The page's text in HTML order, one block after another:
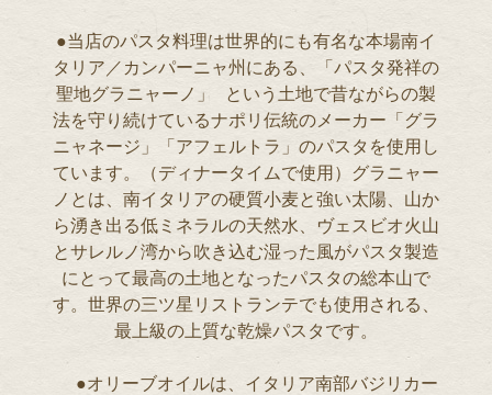
●当店のパスタ料理は世界的にも有名な本場南イ
タリア／カンパーニャ州にある、「パスタ発祥の
聖地グラニャーノ」 という土地で昔ながらの製
法を守り続けているナポリ伝統のメーカー「グラ
ニャネージ」「アフェルトラ」のパスタを使用し
ています。（ディナータイムで使用）グラニャー
ノとは、南イタリアの硬質小麦と強い太陽、山か
ら湧き出る低ミネラルの天然水、ヴェスビオ火山
とサレルノ湾から吹き込む湿った風がパスタ製造
にとって最高の土地となったパスタの総本山で
す。世界の三ツ星リストランテでも使用される、
最上級の上質な乾燥パスタです。
●オリーブオイルは、イタリア南部バジリカー